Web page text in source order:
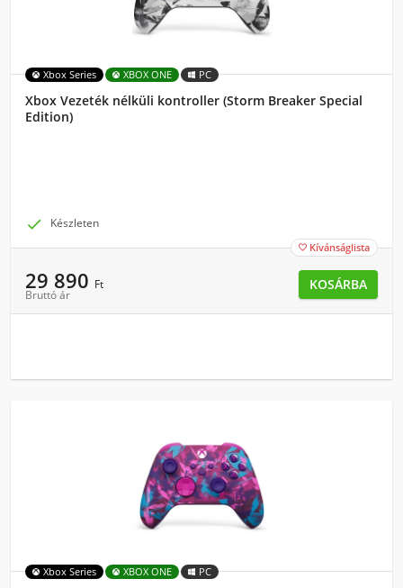
Xbox Series XBOX ONE PC
Xbox Vezeték nélküli kontroller (Storm Breaker Special
Edition)
 Készleten
 Kívánságlista
29 890 Ft
Bruttó ár
KOSÁRBA
Xbox Series XBOX ONE PC